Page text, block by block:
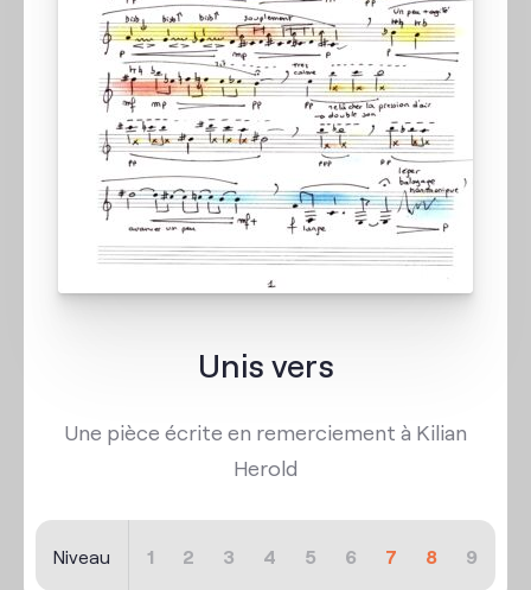
Unis vers
Une pièce écrite en remerciement à Kilian
Herold
Niveau 1 2 3 4 5 6 7 8 9